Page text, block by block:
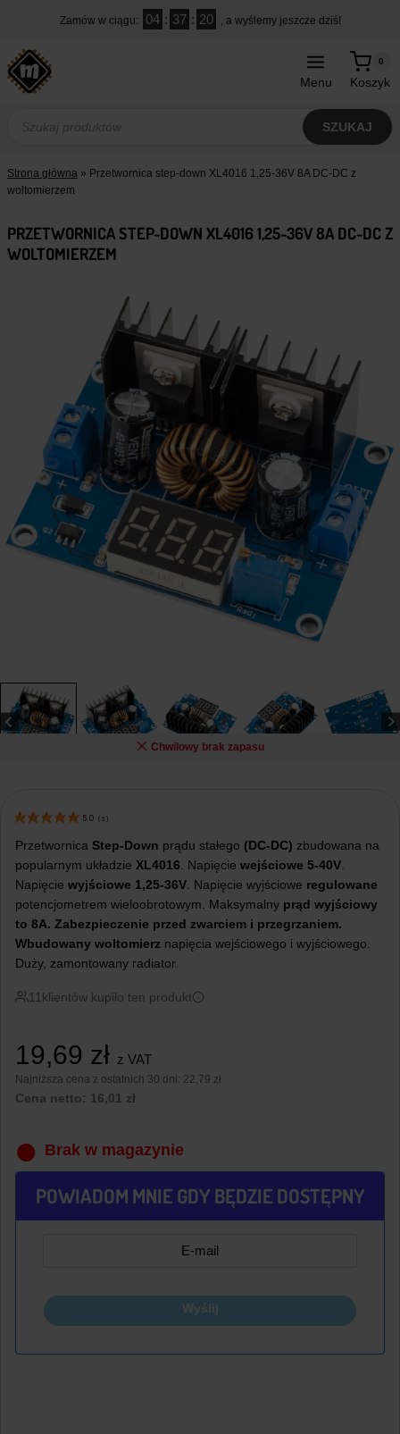
treści
Zamów w ciągu: 04 : 37 : 19 , a wyślemy jeszcze dziś!
Menu Koszyk
0
produktów
SZUKAJ
Strona główna » Przetwornica step-down XL4016 1,25-36V 8A DC-DC z
woltomierzem
PRZETWORNICA STEP-DOWN XL4016 1,25-36V 8A DC-DC Z
WOLTOMIERZEM
Chwilowy brak zapasu
5.0 ( 3 )
Przetwornica Step-Down prądu stałego (DC-DC) zbudowana na
popularnym układzie XL4016 . Napięcie wejściowe 5-40V
Napięcie wyjściowe 1,25-36V . Napięcie wyjściowe regulowane
potencjometrem wieloobrotowym. Maksymalny prąd wyjściowy
to 8A. Zabezpieczenie przed zwarciem i przegrzaniem.
Wbudowany woltomierz napięcia wejściowego i wyjściowego.
Duży, zamontowany radiator.
11 klientów kupiło ten produkt
19,69 zł z VAT
Najniższa cena z ostatnich 30 dni: 22,79 zł
Cena netto: 16,01 zł
Brak w magazynie
POWIADOM MNIE GDY BĘDZIE DOSTĘPNY
Wyślij